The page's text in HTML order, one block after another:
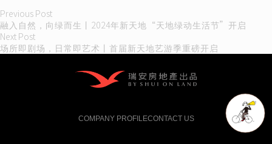
Post
navigation
Previous PostPrevious
post:
融入自然，向绿而生丨2024年新天地“天地绿动生活节”开启
Next PostNext
post:
场所即剧场，日常即艺术丨首届新天地艺游季重磅开启
COMPANY PROFILECONTACT US